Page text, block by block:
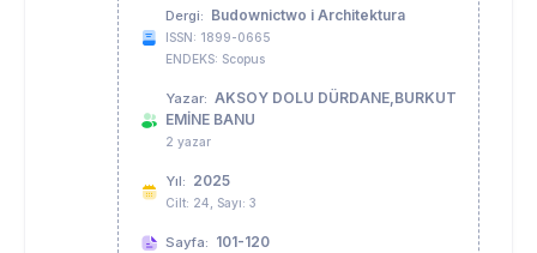
Dergi: Budownictwo i Architektura
ISSN: 1899-0665
ENDEKS: Scopus
Yazar: AKSOY DOLU DÜRDANE,BURKUT
EMİNE BANU
2 yazar
Yıl: 2025
Cilt: 24, Sayı: 3
Sayfa: 101-120